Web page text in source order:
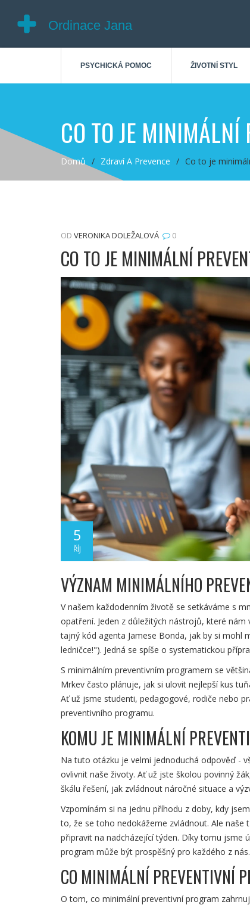
PSYCHICKÁ POMOC ŽIVOTNÍ STYL
CO TO JE
Domů Zdraví A Prevence Co to je
OD VERONIKA DOLEŽALOVÁ 0
CO TO JE MINIMÁLNÍ
5
ŘÍJ
VÝZNAM MINIMÁLNÍHO
V našem každodenním životě se setkáváme s
opatření. Jeden z důležitých nástrojů, které
tajný kód agenta Jamese Bonda, jak by si mohl
ledničce!"). Jedná se spíše o systematickou
S minimálním preventivním programem se
Mrkev často plánuje, jak si ulovit nejlepší kus
Ať už jsme studenti, pedagogové, rodiče nebo
preventivního programu.
KOMU JE MINIMÁLNÍ
Na tuto otázku je velmi jednoduchá odpověď -
ovlivnit naše životy. Ať už jste školou povinný
škálu řešení, jak zvládnout náročné situace a
Vzpomínám si na jednu příhodu z doby, kdy
to, že se toho nedokážeme zvládnout. Ale
připravit na nadcházející týden. Díky tomu jsme
program může být prospěšný pro každého z nás.
CO MINIMÁLNÍ PREVENTIVNÍ
O tom, co minimální preventivní program